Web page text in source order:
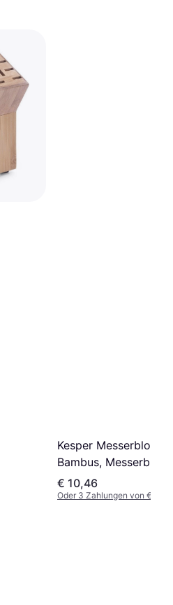
Kesper Messerblock
Bambus,
Braun
€ 10,46
Oder 3 Zahlungen von € 3,48